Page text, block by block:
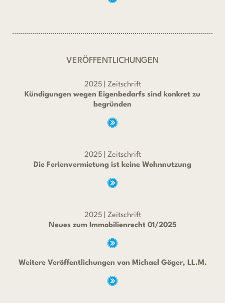
VERÖFFENTLICHUNGEN
2025 | Zeitschrift
Kündigungen wegen Eigenbedarfs sind konkret zu
begründen
2025 | Zeitschrift
Die Ferienvermietung ist keine Wohnnutzung
2025 | Zeitschrift
Neues zum Immobilienrecht 01/2025
Weitere Veröffentlichungen von Michael Göger, LL.M.